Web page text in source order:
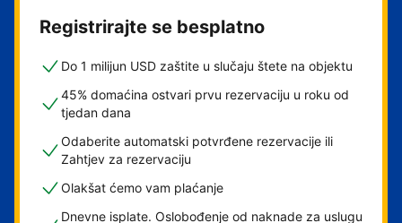
Registrirajte se besplatno
Do 1 milijun USD zaštite u slučaju štete na objektu
45% domaćina ostvari prvu rezervaciju u roku od
tjedan dana
Odaberite automatski potvrđene rezervacije ili
Zahtjev za rezervaciju
Olakšat ćemo vam plaćanje
Dnevne isplate. Oslobođenje od naknade za uslugu